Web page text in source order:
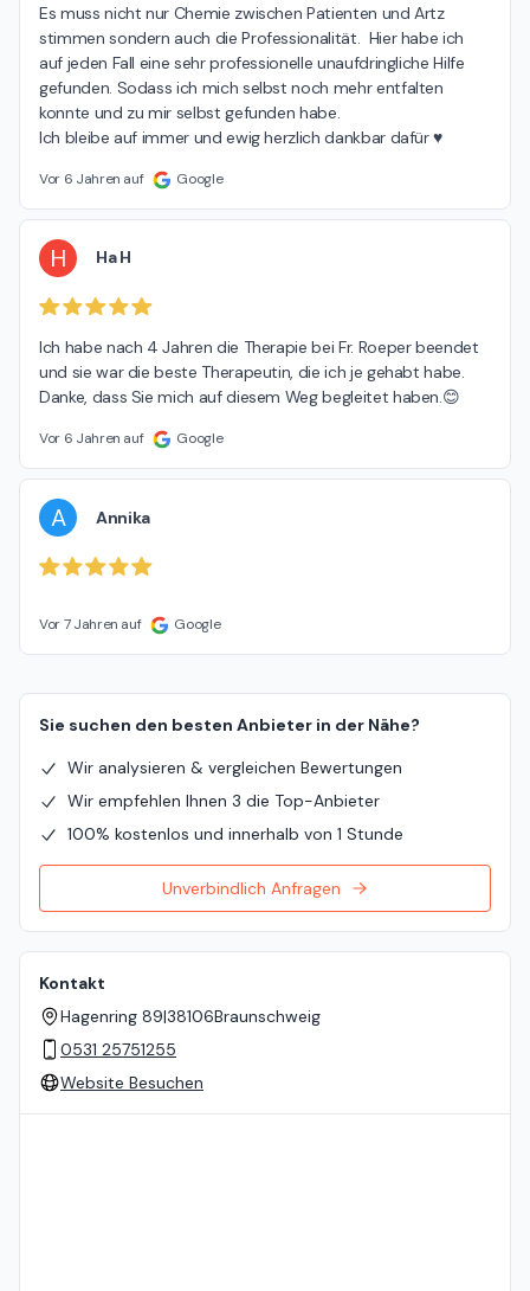
Es muss nicht nur Chemie zwischen Patienten und Artz
stimmen sondern auch die Professionalität.  Hier habe ich
auf jeden Fall eine sehr professionelle unaufdringliche Hilfe
gefunden. Sodass ich mich selbst noch mehr entfalten
konnte und zu mir selbst gefunden habe.
Ich bleibe auf immer und ewig herzlich dankbar dafür ♥
Vor 6 Jahren auf Google
H Ha H
Ich habe nach 4 Jahren die Therapie bei Fr. Roeper beendet
und sie war die beste Therapeutin, die ich je gehabt habe.
Danke, dass Sie mich auf diesem Weg begleitet haben.😊
Vor 6 Jahren auf Google
A Annika
Vor 7 Jahren auf Google
Sie suchen den besten Anbieter in der Nähe?
Wir analysieren & vergleichen Bewertungen
Wir empfehlen Ihnen 3 die Top-Anbieter
100% kostenlos und innerhalb von 1 Stunde
Unverbindlich Anfragen
Kontakt
Hagenring 89|38106Braunschweig
0531 25751255
Website Besuchen